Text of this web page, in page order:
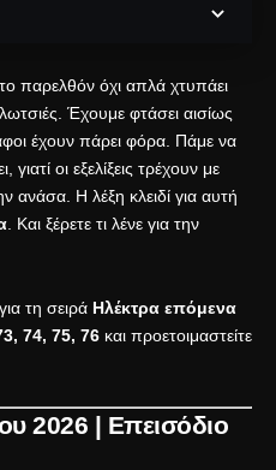
παρελθόν όχι απλά χτυπάει
Έχουμε φτάσει αισίως
έχουν πάρει φόρα. Πάμε να
οι εξελίξεις τρέχουν με
Η λέξη κλειδί για αυτή
. Και ξέρετε τι λένε για την
τη σειρά Ηλέκτρα επόμενα
74, 75, 76 και προετοιμαστείτε
2026 | Επεισόδιο